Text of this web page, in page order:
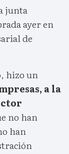
junta
ayer en
de
hizo un
a la
no han
han